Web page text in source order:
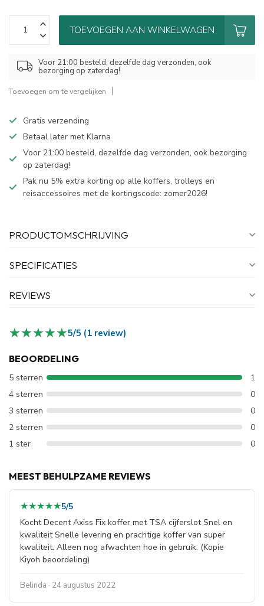
TOEVOEGEN AAN WINKELWAGEN
Voor 21:00 besteld, dezelfde dag verzonden, ook
bezorging op zaterdag!
Toevoegen om te vergelijken
Gratis verzending
Betaal later met Klarna
Voor 21:00 besteld, dezelfde dag verzonden, ook bezorging
op zaterdag!
Pak nu 5% extra korting op alle koffers, trolleys en
reisaccessoires met de kortingscode: zomer2026!
PRODUCTOMSCHRIJVING
SPECIFICATIES
REVIEWS
★★★★★
★★★★★5/5 (1 review)
BEOORDELING
5 sterren
1
4 sterren
0
3 sterren
0
2 sterren
0
1 ster
0
MEEST BEHULPZAME REVIEWS
★★★★★
★★★★★5/5
Kocht Decent Axiss Fix koffer met TSA cijferslot Snel en
kwaliteit Snelle levering en prachtige koffer van super
kwaliteit. Alleen nog afwachten hoe in gebruik. (Kopie
Kiyoh beoordeling)
Belinda · 24 augustus 2022